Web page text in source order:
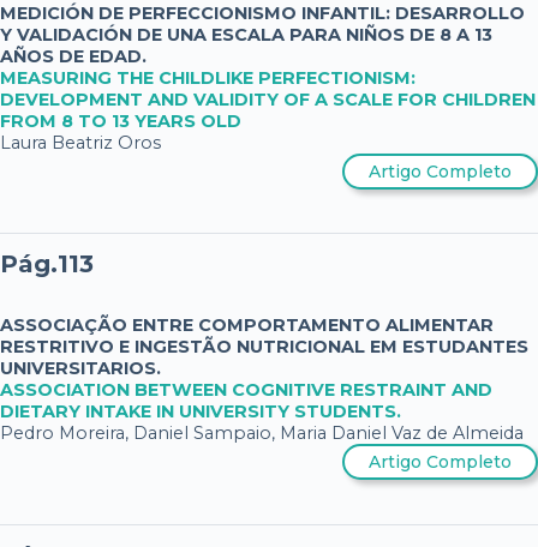
MEDICIÓN DE PERFECCIONISMO INFANTIL: DESARROLLO
Y VALIDACIÓN DE UNA ESCALA PARA NIÑOS DE 8 A 13
AÑOS DE EDAD.
MEASURING THE CHILDLIKE PERFECTIONISM:
DEVELOPMENT AND VALIDITY OF A SCALE FOR CHILDREN
FROM 8 TO 13 YEARS OLD
Laura Beatriz Oros
Artigo Completo
Pág.113
ASSOCIAÇÃO ENTRE COMPORTAMENTO ALIMENTAR
RESTRITIVO E INGESTÃO NUTRICIONAL EM ESTUDANTES
UNIVERSITARIOS.
ASSOCIATION BETWEEN COGNITIVE RESTRAINT AND
DIETARY INTAKE IN UNIVERSITY STUDENTS.
Pedro Moreira, Daniel Sampaio, Maria Daniel Vaz de Almeida
Artigo Completo